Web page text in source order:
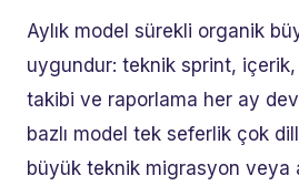
Aylık model sürekli organik
uygundur: teknik sprint, içerik,
takibi ve raporlama her ay
bazlı model tek seferlik çok
büyük teknik migrasyon veya